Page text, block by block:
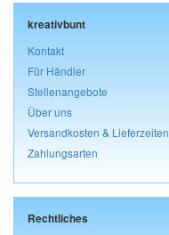
kreativbunt
Kontakt
Für Händler
Stellenangebote
Über uns
Versandkosten & Lieferzeiten
Zahlungsarten
Rechtliches